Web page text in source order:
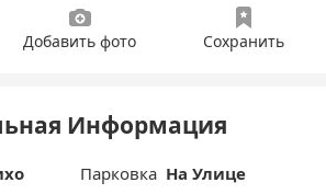
Добавить фото Сохранить
Информация
Парковка На Улице